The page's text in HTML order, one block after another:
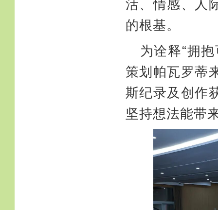
活、情感、人
的根基。
为诠释“拥
策划帕瓦罗蒂
斯纪录及创作
坚持想法能带